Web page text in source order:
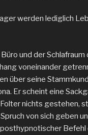
werden lediglich
und der Schlafraum
voneinander
über seine
Er scheint eine
nichts gestehen,
von sich geben
Befehl